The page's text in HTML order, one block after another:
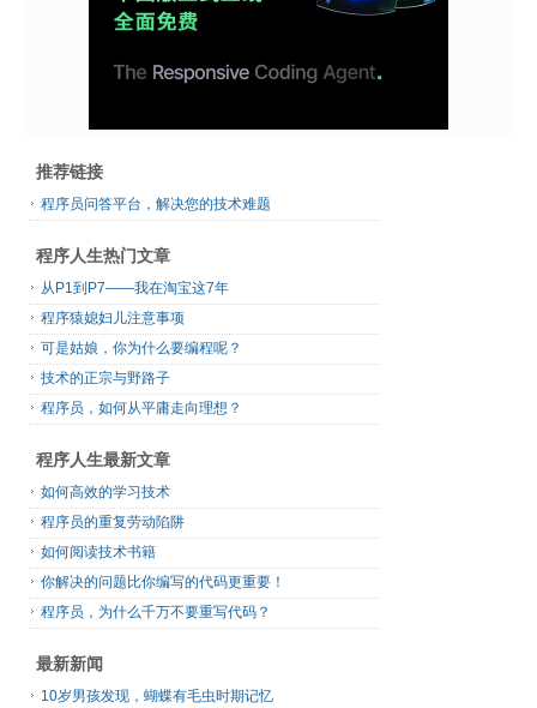
推荐链接
程序员问答平台，解决您的技术难题
程序人生热门文章
从P1到P7——我在淘宝这7年
程序猿媳妇儿注意事项
可是姑娘，你为什么要编程呢？
技术的正宗与野路子
程序员，如何从平庸走向理想？
程序人生最新文章
如何高效的学习技术
程序员的重复劳动陷阱
如何阅读技术书籍
你解决的问题比你编写的代码更重要！
程序员，为什么千万不要重写代码？
最新新闻
10岁男孩发现，蝴蝶有毛虫时期记忆